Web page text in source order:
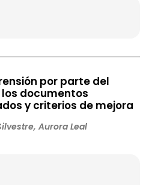
por parte del
documentos
y criterios de mejora
Aurora Leal